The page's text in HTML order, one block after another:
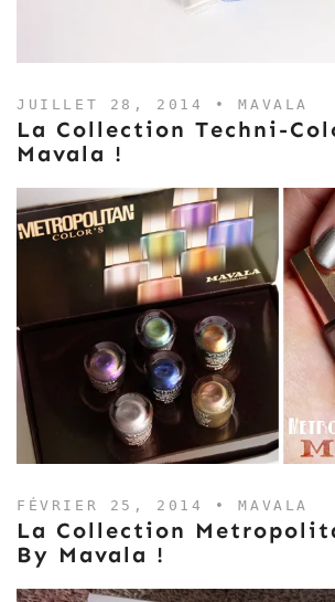
JUILLET 28, 2014 •MAVALA
La Collection Techni-
Mavala !
FÉVRIER 25, 2014 •MAVALA
La Collection
By Mavala !